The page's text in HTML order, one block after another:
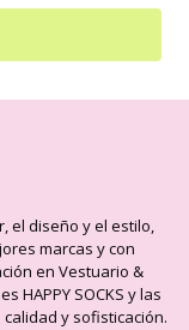
el diseño y el estilo,
marcas y con
en Vestuario &
HAPPY SOCKS y las
calidad y sofisticación.